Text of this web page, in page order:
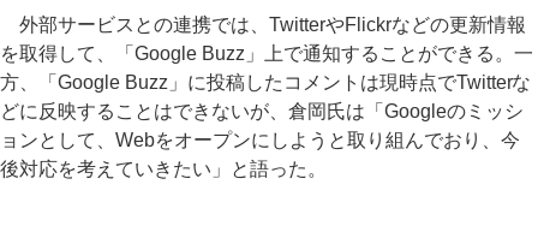
外部サービスとの連携では、TwitterやFlickrなどの更新情報
を取得して、「Google Buzz」上で通知することができる。一
方、「Google Buzz」に投稿したコメントは現時点でTwitterな
どに反映することはできないが、倉岡氏は「Googleのミッシ
ョンとして、Webをオープンにしようと取り組んでおり、今
後対応を考えていきたい」と語った。